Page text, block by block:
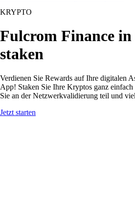
KRYPTO
Fulcrom Finance
staken
Verdienen Sie Rewards auf Ihre digitalen
App! Staken Sie Ihre Kryptos ganz
Sie an der Netzwerkvalidierung teil und
Jetzt starten